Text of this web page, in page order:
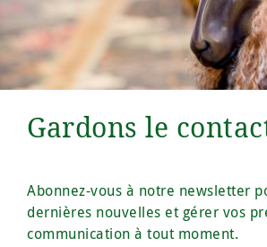
Gardons le
Abonnez-vous à notre newsletter
dernières nouvelles et gérer vos
communication à tout moment.